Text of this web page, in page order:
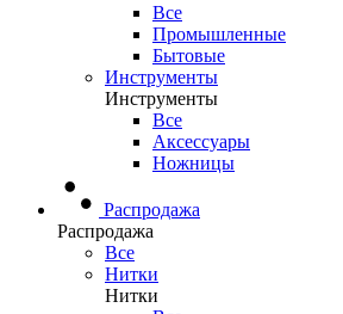
Все
Промышленные
Бытовые
Инструменты
Инструменты
Все
Аксессуары
Ножницы
Распродажа
Распродажа
Все
Нитки
Нитки